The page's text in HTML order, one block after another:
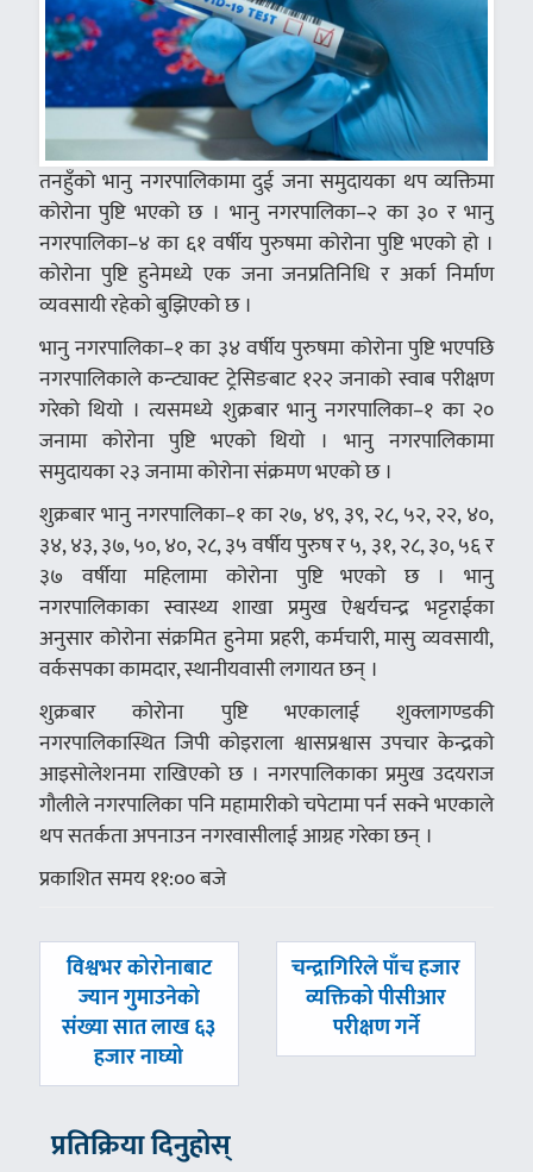
तनहुँको भानु नगरपालिकामा दुई जना समुदायका थप व्यक्तिमा
कोरोना पुष्टि भएको छ । भानु नगरपालिका–२ का ३० र भानु
नगरपालिका–४ का ६१ वर्षीय पुरुषमा कोरोना पुष्टि भएको हो ।
कोरोना पुष्टि हुनेमध्ये एक जना जनप्रतिनिधि र अर्का निर्माण
व्यवसायी रहेको बुझिएको छ ।
भानु नगरपालिका–१ का ३४ वर्षीय पुरुषमा कोरोना पुष्टि भएपछि
नगरपालिकाले कन्ट्याक्ट ट्रेसिङबाट १२२ जनाको स्वाब परीक्षण
गरेको थियो । त्यसमध्ये शुक्रबार भानु नगरपालिका–१ का २०
जनामा कोरोना पुष्टि भएको थियो । भानु नगरपालिकामा
समुदायका २३ जनामा कोरोना संक्रमण भएको छ ।
शुक्रबार भानु नगरपालिका–१ का २७, ४९, ३९, २८, ५२, २२, ४०,
३४, ४३, ३७, ५०, ४०, २८, ३५ वर्षीय पुरुष र ५, ३१, २८, ३०, ५६ र
३७ वर्षीया महिलामा कोरोना पुष्टि भएको छ । भानु
नगरपालिकाका स्वास्थ्य शाखा प्रमुख ऐश्वर्यचन्द्र भट्टराईका
अनुसार कोरोना संक्रमित हुनेमा प्रहरी, कर्मचारी, मासु व्यवसायी,
वर्कसपका कामदार, स्थानीयवासी लगायत छन् ।
शुक्रबार कोरोना पुष्टि भएकालाई शुक्लागण्डकी
नगरपालिकास्थित जिपी कोइराला श्वासप्रश्वास उपचार केन्द्रको
आइसोलेशनमा राखिएको छ । नगरपालिकाका प्रमुख उदयराज
गौलीले नगरपालिका पनि महामारीको चपेटामा पर्न सक्ने भएकाले
थप सतर्कता अपनाउन नगरवासीलाई आग्रह गरेका छन् ।
प्रकाशित समय ११:०० बजे
पछिल्लाे
विश्वभर कोरोनाबाट
ज्यान गुमाउनेको
संख्या सात लाख ६३
हजार नाघ्यो
अघिल्लाे
चन्द्रागिरिले पाँच हजार
व्यक्तिको पीसीआर
परीक्षण गर्ने
प्रतिक्रिया दिनुहोस्